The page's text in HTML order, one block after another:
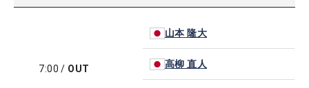
7:00 / OUT
山本 隆大
高柳 直人